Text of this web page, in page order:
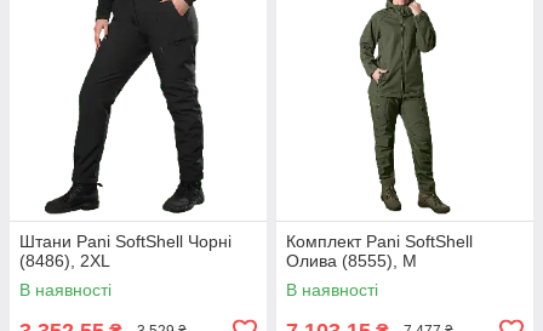
Штани Pani SoftShell Чорні
(8486), 2XL
В наявності
Комплект Pani SoftShell
Олива (8555), M
В наявності